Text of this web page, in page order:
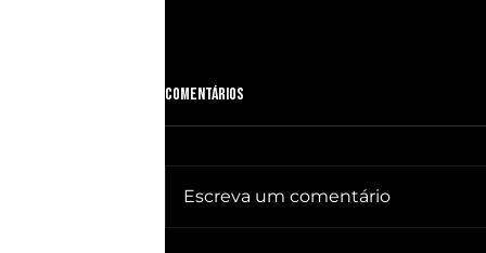
Comentários
Escreva um comentário